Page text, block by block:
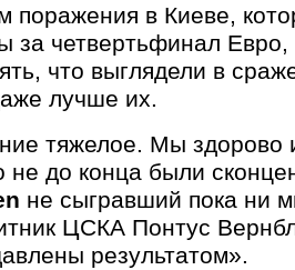
поражения в Киеве,
за четвертьфинал
что выглядели в
лучше их.
тяжелое. Мы здорово
не до конца были
не сыгравший пока ни
ЦСКА Понтус
результатом».